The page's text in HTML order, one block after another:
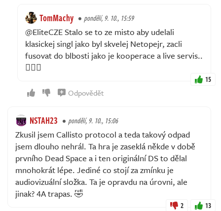
TomMachy pondělí, 9. 10., 15:59
@EliteCZE Stalo se to ze misto aby udelali
klasickej singl jako byl skvelej Netopejr, zacli
fusovat do blbosti jako je kooperace a live servis..
💁🏻‍♂️
15
Odpovědět
NSTAH23 pondělí, 9. 10., 15:06
Zkusil jsem Callisto protocol a teda takový odpad
jsem dlouho nehrál. Ta hra je zaseklá někde v době
prvního Dead Space a i ten originální DS to dělal
mnohokrát lépe. Jediné co stojí za zmínku je
audiovizuální složka. Ta je opravdu na úrovni, ale
jinak? 4A trapas. 🤣
2 13